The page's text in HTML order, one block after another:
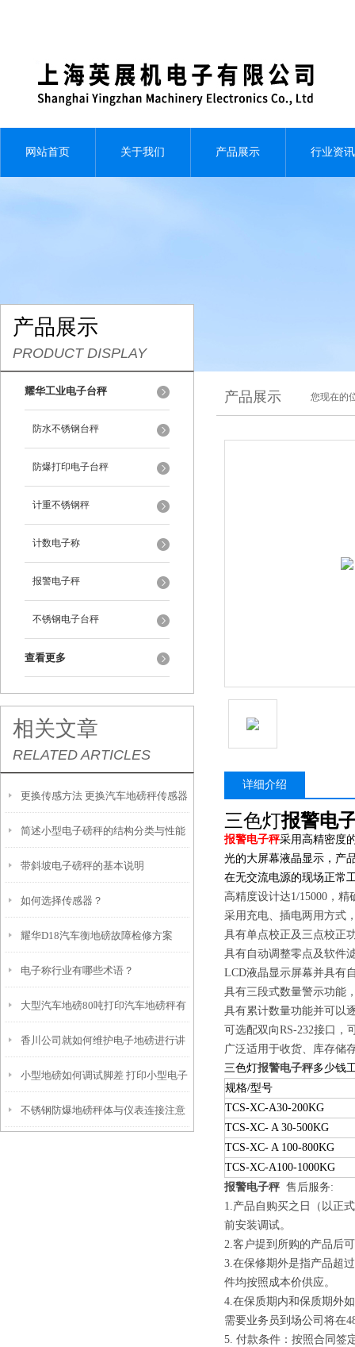
网站首页 关于我们 产品展示 行业资讯
产品展示
PRODUCT DISPLAY
耀华工业电子台秤
防水不锈钢台秤
防爆打印电子台秤
计重不锈钢秤
计数电子称
报警电子秤
不锈钢电子台秤
查看更多
相关文章
RELATED ARTICLES
更换传感方法 更换汽车地磅秤传感器
简述小型电子磅秤的结构分类与性能
带斜坡电子磅秤的基本说明
如何选择传感器？
耀华D18汽车衡地磅故障检修方案
电子称行业有哪些术语？
大型汽车地磅80吨打印汽车地磅秤有
几种结构
香川公司就如何维护电子地磅进行讲
述
小型地磅如何调试脚差 打印小型电子
磅秤如何标定
不锈钢防爆地磅秤体与仪表连接注意
产品展示 您现在的
详细介绍
三色灯报警电
报警电子秤采用高精密度
光的大屏幕液晶显示，产
在无交流电源的现场正常
高精度设计达1/15000，精
采用充电、插电两用方式
具有单点校正及三点校正
具有自动调整零点及软件
LCD液晶显示屏幕并具有
具有三段式数量警示功能
具有累计数量功能并可以
可选配双向RS-232接口，
广泛适用于收货、库存储
三色灯报警电子秤多少钱
规格/型号
TCS-XC-A30-200KG
TCS-XC- A 30-500KG
TCS-XC- A 100-800KG
TCS-XC-A100-1000KG
报警电子秤 售后服务:
1.产品自购买之日（以正
前安装调试。
2.客户提到所购的产品后
3.在保修期外是指产品超
件均按照成本价供应。
4.在保质期内和保质期外
需要业务员到场公司将在
5. 付款条件：按照合同签